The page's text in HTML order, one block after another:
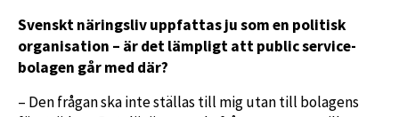
Svenskt näringsliv uppfattas ju som en politisk
organisation – är det lämpligt att public service-
bolagen går med där?
– Den frågan ska inte ställas till mig utan till bolagens